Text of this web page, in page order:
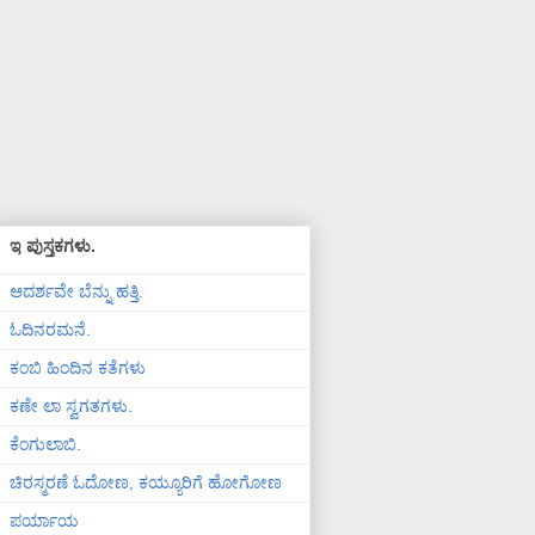
ಇ ಪುಸ್ತಕಗಳು.
ಆದರ್ಶವೇ ಬೆನ್ನು ಹತ್ತಿ.
ಓದಿನರಮನೆ.
ಕಂಬಿ ಹಿಂದಿನ ಕತೆಗಳು
ಕಣೇ ಲಾ ಸ್ವಗತಗಳು.
ಕೆಂಗುಲಾಬಿ.
ಚಿರಸ್ಮರಣೆ ಓದೋಣ, ಕಯ್ಯೂರಿಗೆ ಹೋಗೋಣ
ಪರ್ಯಾಯ